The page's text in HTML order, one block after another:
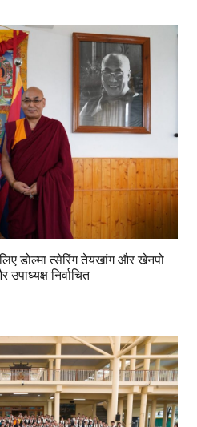
डोल्मा त्सेरिंग तेयखांग और खेनपो
निर्वाचित